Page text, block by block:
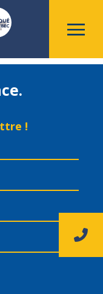
et entrepôt
!